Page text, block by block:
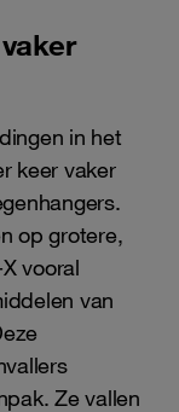
in het
keer vaker
op grotere,
vooral
van
Ze vallen